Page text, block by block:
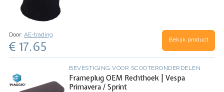
Door: AE-trading
€ 17.65 Bekijk product
BEVESTIGING VOOR SCOOTERONDERDELEN
Frameplug OEM Rechthoek | Vespa
Primavera / Sprint